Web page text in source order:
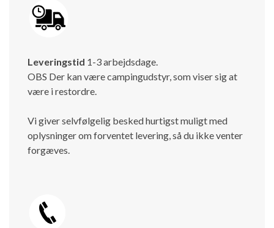
Leveringstid 1-3 arbejdsdage.
OBS Der kan være campingudstyr, som viser sig at
være i restordre.
Vi giver selvfølgelig besked hurtigst muligt med
oplysninger om forventet levering, så du ikke venter
forgæves.